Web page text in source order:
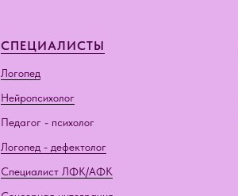
СПЕЦИАЛИСТЫ
Логопед
Нейропсихолог
Педагог - психолог
Логопед - дефектолог
Специалист ЛФК/АФК